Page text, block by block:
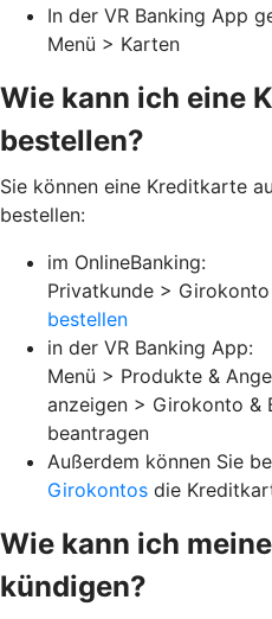
In der VR Banking App
Menü > Karten
Wie kann ich eine
bestellen?
Sie können eine Kreditkarte
bestellen:
im OnlineBanking:
Privatkunde > Girokonto
bestellen
in der VR Banking App:
Menü > Produkte &
anzeigen > Girokonto &
beantragen
Außerdem können Sie
Girokontos die
Wie kann ich
kündigen?